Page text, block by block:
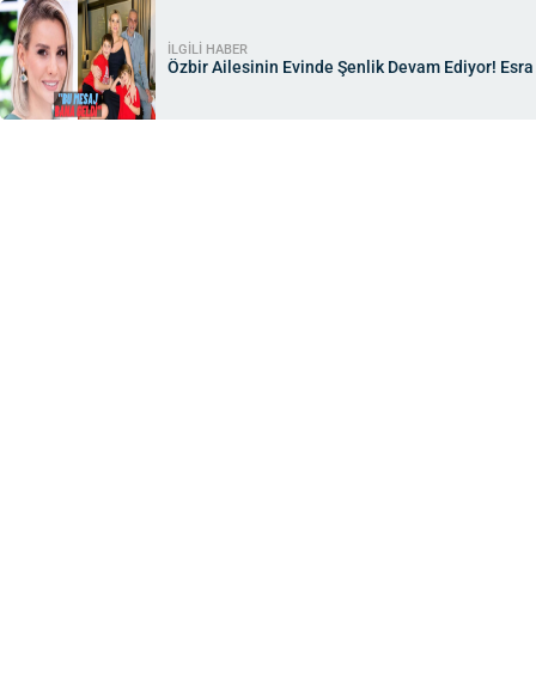
İLGİLİ HABER
Özbir Ailesinin Evinde Şenlik Devam Ediyor!